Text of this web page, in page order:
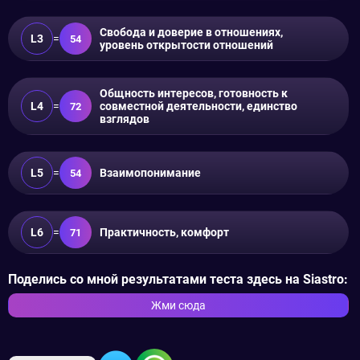
L3 = 54
Свобода и доверие в отношениях,
уровень открытости отношений
L4 = 72
Общность интересов, готовность к
совместной деятельности, единство
взглядов
L5 = 54 Взаимопонимание
L6 = 71 Практичность, комфорт
Поделись со мной результатами теста здесь на Siastro:
Жми сюда